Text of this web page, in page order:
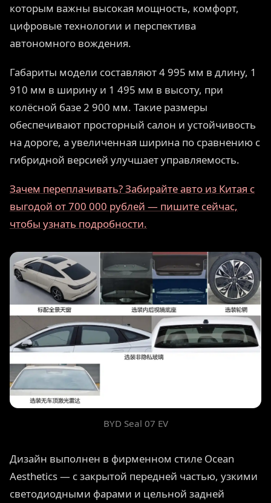
которым важны высокая мощность, комфорт,
цифровые технологии и перспектива
автономного вождения.
Габариты модели составляют 4 995 мм в длину, 1
910 мм в ширину и 1 495 мм в высоту, при
колёсной базе 2 900 мм. Такие размеры
обеспечивают просторный салон и устойчивость
на дороге, а увеличенная ширина по сравнению с
гибридной версией улучшает управляемость.
Зачем переплачивать? Забирайте авто из Китая с
выгодой от 700 000 рублей — пишите сейчас,
чтобы узнать подробности.
BYD Seal 07 EV
Дизайн выполнен в фирменном стиле Ocean
Aesthetics — с закрытой передней частью, узкими
светодиодными фарами и цельной задней